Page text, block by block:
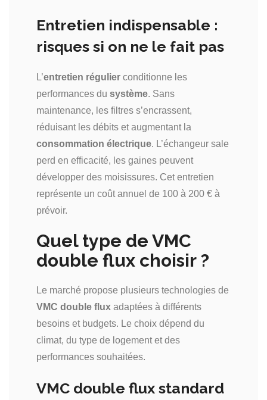
Entretien indispensable :
risques si on ne le fait pas
L’entretien régulier conditionne les
performances du système. Sans
maintenance, les filtres s’encrassent,
réduisant les débits et augmentant la
consommation électrique. L’échangeur sale
perd en efficacité, les gaines peuvent
développer des moisissures. Cet entretien
représente un coût annuel de 100 à 200 € à
prévoir.
Quel type de VMC
double flux choisir ?
Le marché propose plusieurs technologies de
VMC double flux adaptées à différents
besoins et budgets. Le choix dépend du
climat, du type de logement et des
performances souhaitées.
VMC double flux standard